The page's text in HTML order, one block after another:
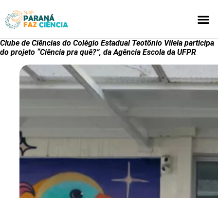
Clube de Ciências do Colégio Estadual Teotônio Vilela participa
do projeto “Ciência pra quê?”, da Agência Escola da UFPR